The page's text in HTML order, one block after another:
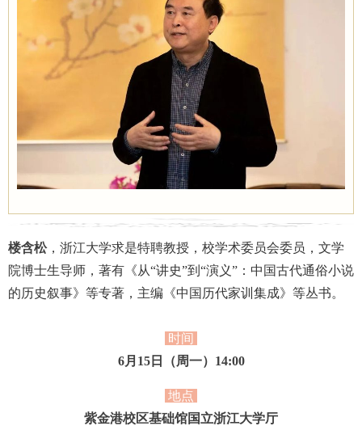
楼含松，浙江大学求是特聘教授，校学术委员会委员，文学
院博士生导师，著有《从“讲史”到“演义”：中国古代通俗小说
的历史叙事》等专著，主编《中国历代家训集成》等丛书。
时间
6月15日（周一）14:00
地点
紫金港校区基础馆国立浙江大学厅